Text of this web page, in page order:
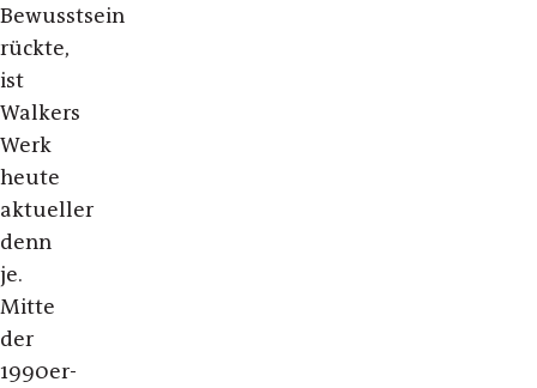
Bewusstsein
rückte,
ist
Walkers
Werk
heute
aktueller
denn
je.
Mitte
der
1990er-